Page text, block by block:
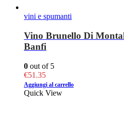
vini e spumanti
Vino Brunello Di
Banfi
0 out of 5
€51.35
Aggiungi al carrello
Quick View